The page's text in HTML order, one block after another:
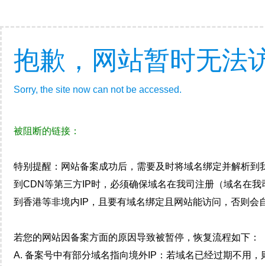
抱歉，网站暂时无法
Sorry, the site now can not be accessed.
被阻断的链接：
特别提醒：网站备案成功后，需要及时将域名绑定并解析
到CDN等第三方IP时，必须确保域名在我司注册（域名在
到香港等非境内IP，且要有域名绑定且网站能访问，否则
若您的网站因备案方面的原因导致被暂停，恢复流程如下：
A. 备案号中有部分域名指向境外IP：若域名已经过期不用